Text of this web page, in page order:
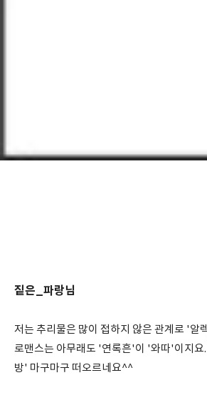
짙은_파랑님
저는 추리물은 많이 접하지 않은 관계로 '알
로맨스는 아무래도 '연록흔'이 '와따'이지요
방' 마구마구 떠오르네요^^